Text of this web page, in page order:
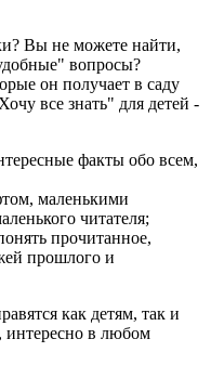
Вы не можете найти,
вопросы?
он получает в саду
все знать" для детей -
факты обо всем,
маленькими
читателя;
прочитанное,
прошлого и
как детям, так и
интересно в любом